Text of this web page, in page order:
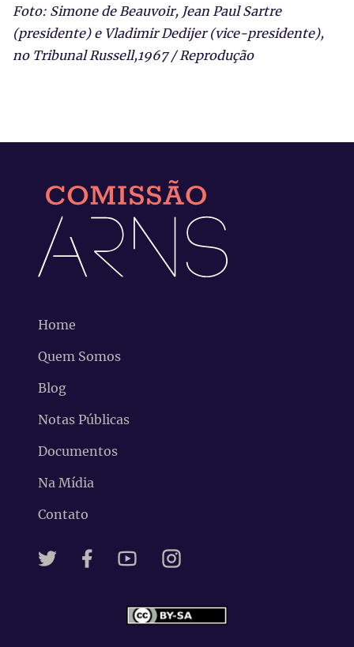
Foto: Simone de Beauvoir, Jean Paul Sartre
(presidente) e Vladimir Dedijer (vice-presidente),
no Tribunal Russell,1967 / Reprodução
Home
Quem Somos
Blog
Notas Públicas
Documentos
Na Mídia
Contato